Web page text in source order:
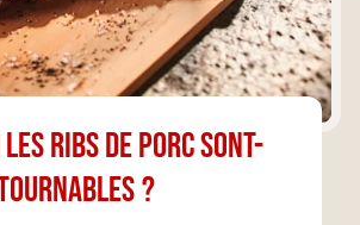
les ribs de porc sont-
?